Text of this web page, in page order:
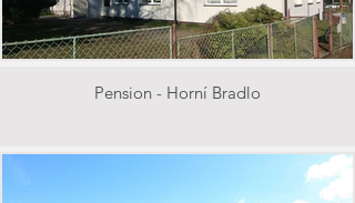
Pension - Horní Bradlo